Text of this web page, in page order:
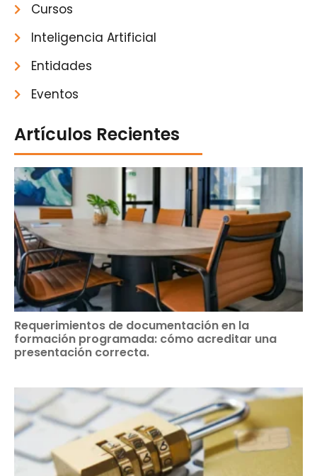
Artículos Recientes
Requerimientos de documentación en la
formación programada: cómo acreditar una
presentación correcta.
Cursos
Inteligencia Artificial
Entidades
Eventos